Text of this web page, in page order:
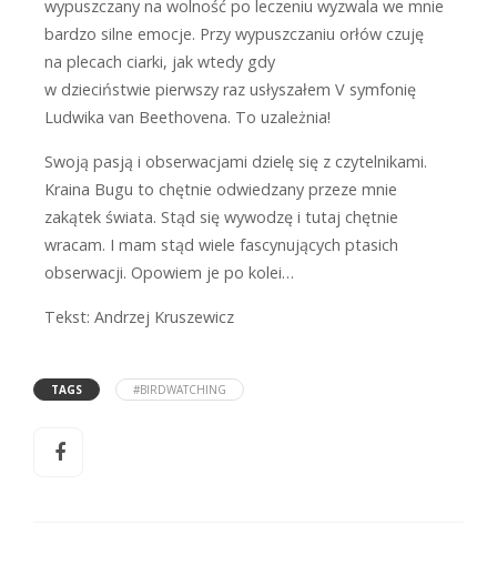
wypuszczany na wolność po leczeniu wyzwala we mnie
bardzo silne emocje. Przy wypuszczaniu orłów czuję
na plecach ciarki, jak wtedy gdy
w dzieciństwie pierwszy raz usłyszałem V symfonię
Ludwika van Beethovena. To uzależnia!
Swoją pasją i obserwacjami dzielę się z czytelnikami.
Kraina Bugu to chętnie odwiedzany przeze mnie
zakątek świata. Stąd się wywodzę i tutaj chętnie
wracam. I mam stąd wiele fascynujących ptasich
obserwacji. Opowiem je po kolei…
Tekst: Andrzej Kruszewicz
TAGS #BIRDWATCHING